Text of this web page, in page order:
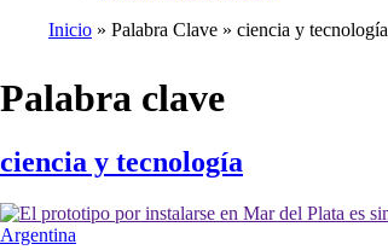
de
Inicio Palabra Clave ciencia y tecnología
Palabra clave
ciencia y tecnología
Argentina